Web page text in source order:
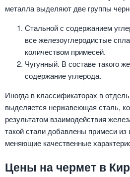
металла выделяют две группы
Стальной с содержанием
все железоуглеродистые
количеством примесей.
Чугунный. В составе такого
содержание углерода.
Иногда в классификаторах в
выделяется нержавеющая сталь,
результатом взаимодействия
такой стали добавлены примеси
меняющие качественные
Цены на чермет в